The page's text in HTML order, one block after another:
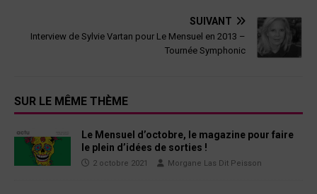
SUIVANT
Interview de Sylvie Vartan pour Le Mensuel en 2013 –
Tournée Symphonic
SUR LE MÊME THÈME
Le Mensuel d’octobre, le magazine pour faire
le plein d’idées de sorties !
2 octobre 2021 Morgane Las Dit Peisson